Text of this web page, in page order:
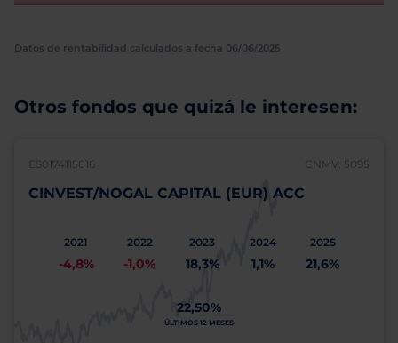
Datos de rentabilidad calculados a fecha 06/06/2025
Otros fondos que quizá le interesen:
ES0174115016 CNMV: 5095
CINVEST/NOGAL CAPITAL (EUR) ACC
2021
-4,8%
2022
-1,0%
2023
18,3%
2024
1,1%
2025
21,6%
22,50%
ÚLTIMOS 12 MESES